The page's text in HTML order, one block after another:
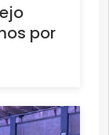
por